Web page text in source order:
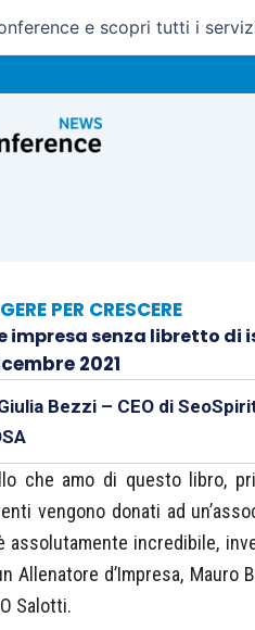
e scopri tutti i
PER CRESCERE
impresa senza libretto di
2021
Bezzi – CEO di
che amo di questo libro,
vengono donati ad
assolutamente incredibile,
Allenatore d’Impresa, Mauro
Salotti.